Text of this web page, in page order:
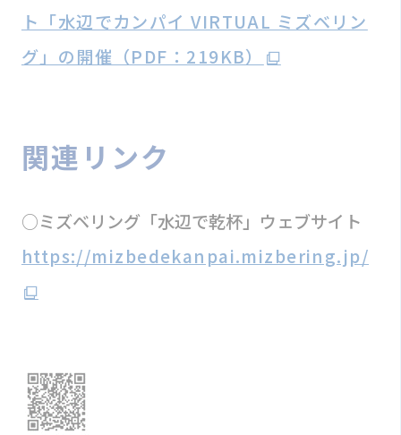
ト「水辺でカンパイ VIRTUAL ミズベリン
グ」の開催（PDF：219KB）
関連リンク
○ミズベリング「水辺で乾杯」ウェブサイト
https://mizbedekanpai.mizbering.jp/